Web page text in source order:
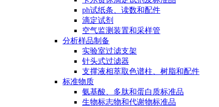
ph试纸条、读数和配件
滴定试剂
空气监测装置和采样管
分析样品制备
实验室过滤支架
针头式过滤器
支撑液相萃取色谱柱、树脂和配件
标准物质
氨基酸、多肽和蛋白质标准品
生物标志物和代谢物标准品